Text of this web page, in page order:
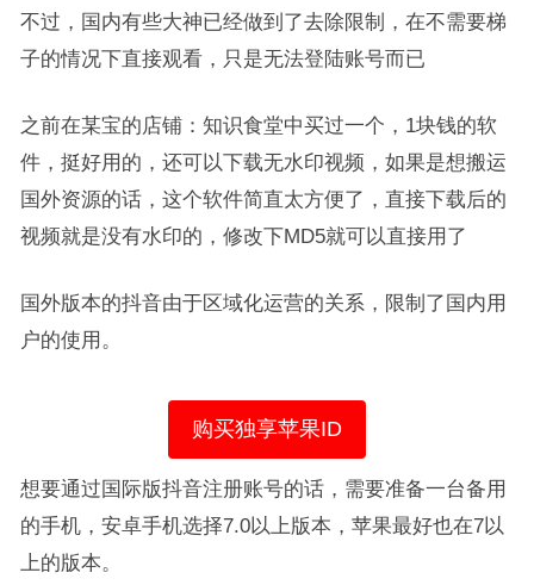
不过，国内有些大神已经做到了去除限制，在不需要梯
子的情况下直接观看，只是无法登陆账号而已
之前在某宝的店铺：知识食堂中买过一个，1块钱的软
件，挺好用的，还可以下载无水印视频，如果是想搬运
国外资源的话，这个软件简直太方便了，直接下载后的
视频就是没有水印的，修改下MD5就可以直接用了
国外版本的抖音由于区域化运营的关系，限制了国内用
户的使用。
购买独享苹果ID
想要通过国际版抖音注册账号的话，需要准备一台备用
的手机，安卓手机选择7.0以上版本，苹果最好也在7以
上的版本。